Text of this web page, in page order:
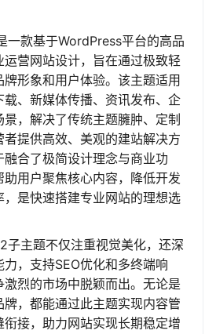
一款基于WordPress平台的高品
营网站设计，旨在通过极致轻
形象和用户体验。该主题适用
、新媒体传播、资讯发布、企
，解决了传统主题臃肿、定制
者提供高效、美观的建站解决方
合了极简设计理念与商业功
用户聚焦核心内容，降低开发
，是快速搭建专业网站的理想选
子主题不仅注重视觉美化，还深
，支持SEO优化和多终端响
烈的市场中脱颖而出。无论是
，都能通过此主题实现内容管
接，助力网站实现长期稳定增